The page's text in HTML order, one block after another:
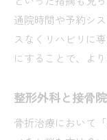
通院時間や予約シ
スなくリハビリに
にすることで、よ
整形外科と接骨
骨折治療において